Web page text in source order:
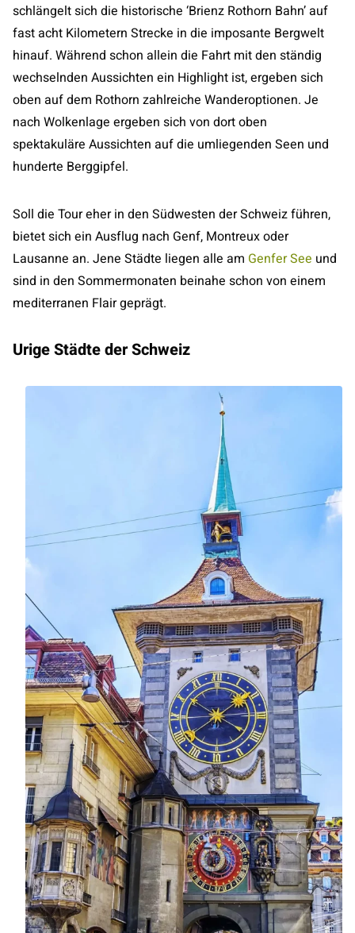
schlängelt sich die historische ‘Brienz Rothorn Bahn’ auf
fast acht Kilometern Strecke in die imposante Bergwelt
hinauf. Während schon allein die Fahrt mit den ständig
wechselnden Aussichten ein Highlight ist, ergeben sich
oben auf dem Rothorn zahlreiche Wanderoptionen. Je
nach Wolkenlage ergeben sich von dort oben
spektakuläre Aussichten auf die umliegenden Seen und
hunderte Berggipfel.
Soll die Tour eher in den Südwesten der Schweiz führen,
bietet sich ein Ausflug nach Genf, Montreux oder
Lausanne an. Jene Städte liegen alle am Genfer See und
sind in den Sommermonaten beinahe schon von einem
mediterranen Flair geprägt.
Urige Städte der Schweiz